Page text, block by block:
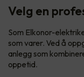
Velg en
Som Elkonor-
som varer. Ved å
anlegg som
oppetid.